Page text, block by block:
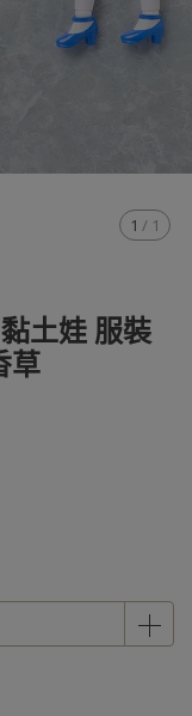
1 / 1
土娃 服裝
草